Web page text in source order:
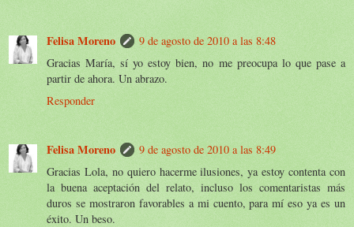
Felisa Moreno
9 de agosto de 2010 a las 8:48
Gracias María, sí yo estoy bien, no me preocupa lo que pase a
partir de ahora. Un abrazo.
Responder
Felisa Moreno
9 de agosto de 2010 a las 8:49
Gracias Lola, no quiero hacerme ilusiones, ya estoy contenta con
la buena aceptación del relato, incluso los comentaristas más
duros se mostraron favorables a mi cuento, para mí eso ya es un
éxito. Un beso.